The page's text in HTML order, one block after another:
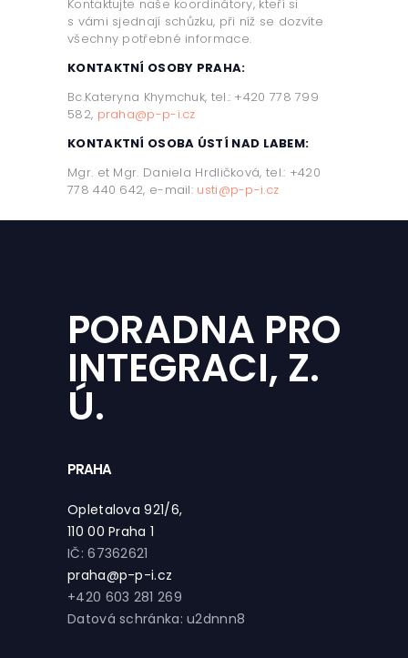
Kontaktujte naše koordinátory, kteří si
s vámi sjednají schůzku, při níž se dozvíte
všechny potřebné informace.
KONTAKTNÍ OSOBY PRAHA:
Bc.Kateryna Khymchuk, tel.: +420 778 799
582, praha@p-p-i.cz
KONTAKTNÍ OSOBA ÚSTÍ NAD LABEM:
Mgr. et Mgr. Daniela Hrdličková, tel.: +420
778 440 642, e-mail: usti@p-p-i.cz
PORADNA PRO
INTEGRACI, Z.
Ú.
PRAHA
Opletalova 921/6,
110 00 Praha 1
IČ: 67362621
praha@p-p-i.cz
+420 603 281 269
Datová schránka: u2dnnn8